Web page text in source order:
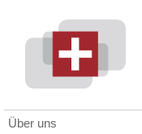
Über uns